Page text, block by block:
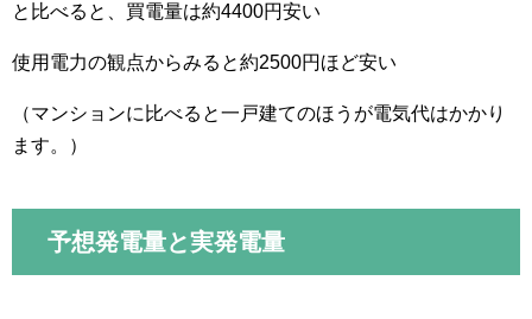
と比べると、買電量は約4400円安い
使用電力の観点からみると約2500円ほど安い
（マンションに比べると一戸建てのほうが電気代はかかり
ます。）
予想発電量と実発電量